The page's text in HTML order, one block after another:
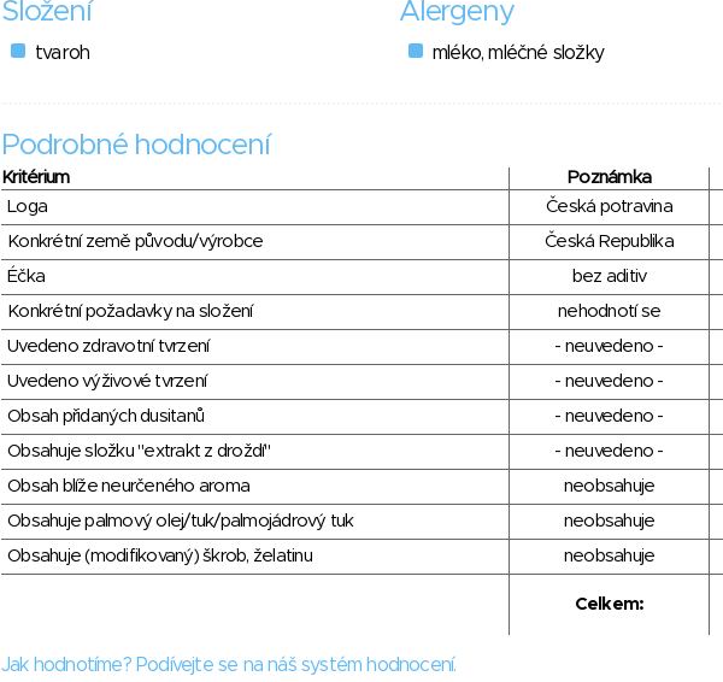
Složení
tvaroh
Alergeny
mléko, mléčné složky
Podrobné hodnocení
Kritérium Poznámka
Loga
Česká potravina
Konkrétní země původu/výrobce
Česká Republika
Éčka
bez aditiv
Konkrétní požadavky na složení
nehodnotí se
Uvedeno zdravotní tvrzení
- neuvedeno -
Uvedeno výživové tvrzení
- neuvedeno -
Obsah přidaných dusitanů
- neuvedeno -
Obsahuje složku "extrakt z droždí"
- neuvedeno -
Obsah blíže neurčeného aroma
neobsahuje
Obsahuje palmový olej/tuk/palmojádrový tuk
neobsahuje
Obsahuje (modifikovaný) škrob, želatinu
neobsahuje
Celkem:
Jak hodnotíme? Podívejte se na náš systém hodnocení.